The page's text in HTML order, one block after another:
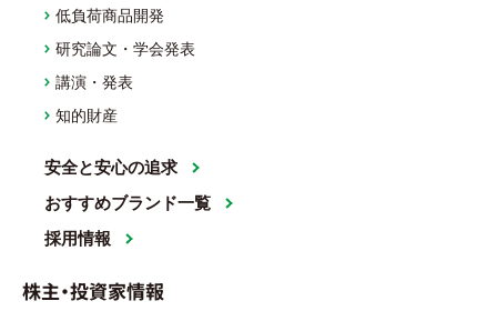
低負荷商品開発
研究論文・学会発表
講演・発表
知的財産
安全と安心の追求
おすすめブランド一覧
採用情報
株主・投資家情報